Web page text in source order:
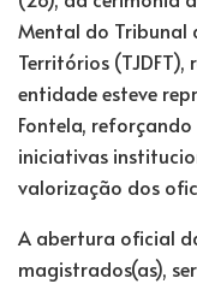
Mental do Tribunal
Territórios
entidade esteve
Fontela,
iniciativas
valorização dos
A abertura oficial
magistrados(as),